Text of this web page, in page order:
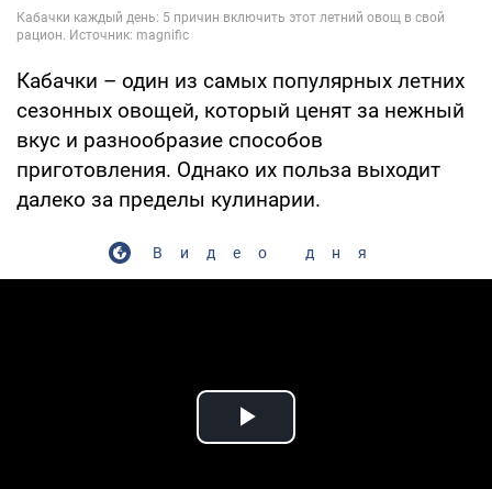
Кабачки – один из самых популярных летних
сезонных овощей, который ценят за нежный
вкус и разнообразие способов
приготовления. Однако их польза выходит
далеко за пределы кулинарии.
Видео дня
Play Video